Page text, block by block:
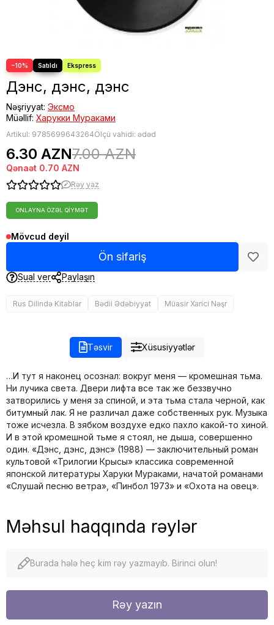
−10%
Дэнс, дэнс, дэнс
Nəşriyyat: Эксмо
Müəllif: Харукки Мураками
Artikul: 9785699643264Ölçü vahidi: ədəd
6.30 AZN7.00 AZN
Qənaət 0.70 AZN
Rəy yaz
ONLAYNA ÖZƏL QIYMƏT
Mövcud deyil
Ön sifariş
Sual ver Paylaşın
Rus Dilində Kitablar Bədii Ədəbiyyat Müasir Xarici Nəşr
Təsvir Xüsusiyyətlər
…И тут я наконец осознал: вокруг меня — кромешная тьма.
Ни лучика света. Двери лифта все так же беззвучно
затворились у меня за спиной, и эта тьма стала черной, как
битумный лак. Я не различал даже собственных рук. Музыка
тоже исчезла. В зябком воздухе едко пахло какой-то хиной.
И в этой кромешной тьме я стоял, не дыша, совершенно
один. «Дэнс, дэнс, дэнс» (1988) — заключительный роман
культовой «Трилогии Крысы» классика современной
японской литературы Харуки Мураками, начатой романами
«Слушай песню ветра», «Пинбол 1973» и «Охота на овец».
Məhsul haqqında rəylər
Burada hələ heç kim rəy yazmayıb. Birinci olun!
Rəy yazın